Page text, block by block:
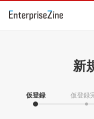
新
仮登録 仮登録